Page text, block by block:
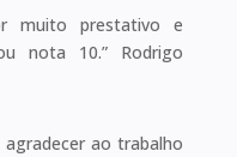
muito prestativo e
nota 10.” Rodrigo
ao trabalho